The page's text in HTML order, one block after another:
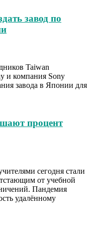
завод по
Taiwan
и компания Sony
завода в Японии для
процент
сегодня стали
от учебной
Пандемия
удалённому